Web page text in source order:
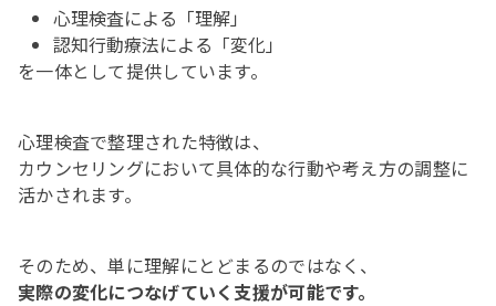
心理検査による「理解」
認知行動療法による「変化」
を一体として提供しています。
心理検査で整理された特徴は、
カウンセリングにおいて具体的な行動や考え方の調整に
活かされます。
そのため、単に理解にとどまるのではなく、
実際の変化につなげていく支援が可能です。